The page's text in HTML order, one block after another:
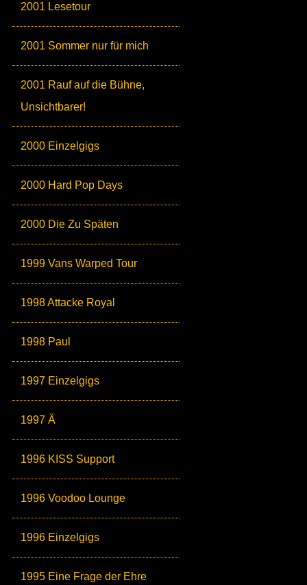
2001 Lesetour
2001 Sommer nur für mich
2001 Rauf auf die Bühne,
Unsichtbarer!
2000 Einzelgigs
2000 Hard Pop Days
2000 Die Zu Späten
1999 Vans Warped Tour
1998 Attacke Royal
1998 Paul
1997 Einzelgigs
1997 Ä
1996 KISS Support
1996 Voodoo Lounge
1996 Einzelgigs
1995 Eine Frage der Ehre